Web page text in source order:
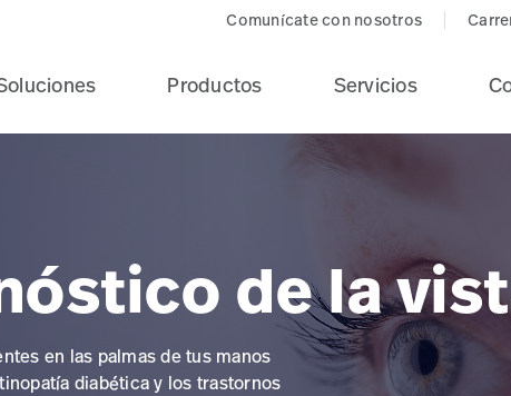
Comunícate con nosotros
Productos Servicios
de la
en las palmas de tus manos
diabética y los trastornos